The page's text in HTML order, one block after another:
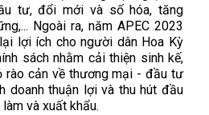
tư, đổi mới và số hóa, tăng
Ngoài ra, năm APEC 2023
lợi ích cho người dân Hoa Kỳ
sách nhằm cải thiện sinh kế,
rào cản về thương mại - đầu tư
doanh thuận lợi và thu hút đầu
và xuất khẩu.